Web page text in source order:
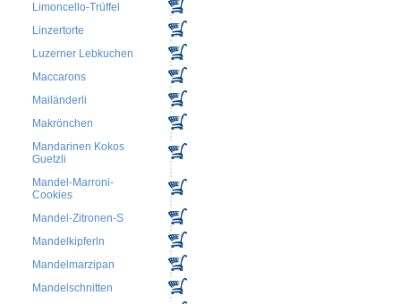
Limoncello-Trüffel
Linzertorte
Luzerner Lebkuchen
Maccarons
Mailänderli
Makrönchen
Mandarinen Kokos
Guetzli
Mandel-Marroni-
Cookies
Mandel-Zitronen-S
Mandelkipferln
Mandelmarzipan
Mandelschnitten